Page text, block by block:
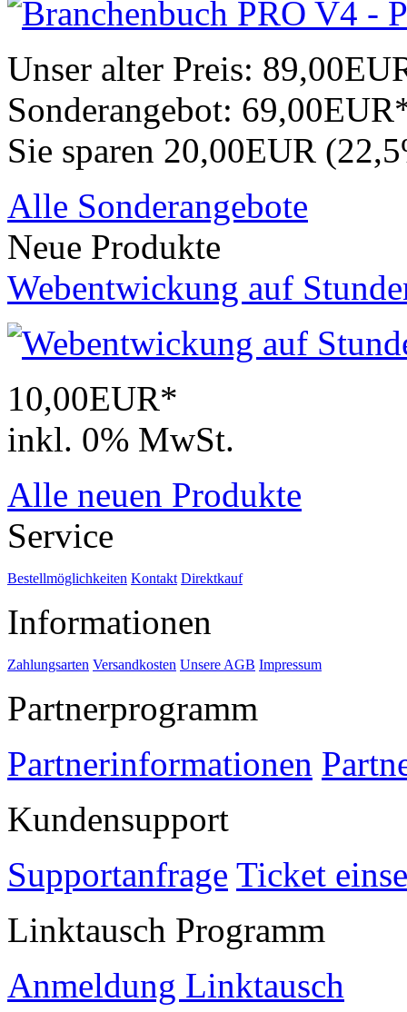
Unser alter Preis:
Sonderangebot:
Sie sparen 20,00EUR
Alle Sonderangebote
Neue Produkte
Webentwickung auf
10,00EUR*
inkl. 0% MwSt.
Alle neuen Produkte
Service
Bestellmöglichkeiten Kontakt Direktkauf
Informationen
Zahlungsarten Versandkosten Unsere AGB Impressum
Partnerprogramm
Partnerinformationen
Kundensupport
Supportanfrage Ticket
Linktausch Programm
Anmeldung Linktausch